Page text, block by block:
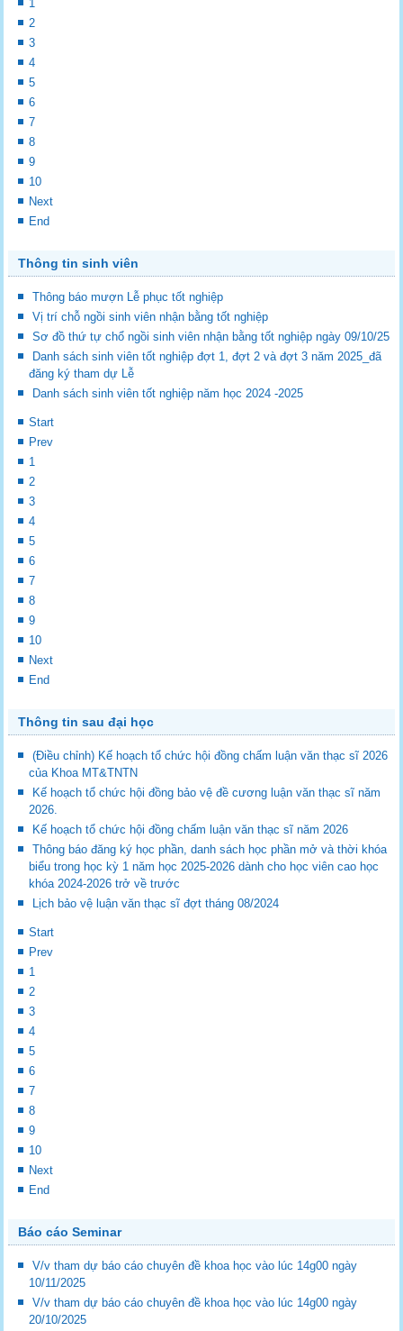
1
2
3
4
5
6
7
8
9
10
Next
End
Thông tin sinh viên
Thông báo mượn Lễ phục tốt nghiệp
Vị trí chỗ ngồi sinh viên nhận bằng tốt nghiệp
Sơ đồ thứ tự chổ ngồi sinh viên nhận bằng tốt nghiệp ngày 09/10/25
Danh sách sinh viên tốt nghiệp đợt 1, đợt 2 và đợt 3 năm 2025_đã
đăng ký tham dự Lễ
Danh sách sinh viên tốt nghiệp năm học 2024 -2025
Start
Prev
1
2
3
4
5
6
7
8
9
10
Next
End
Thông tin sau đại học
(Điều chỉnh) Kế hoạch tổ chức hội đồng chấm luận văn thạc sĩ 2026
của Khoa MT&TNTN
Kế hoạch tổ chức hội đồng bảo vệ đề cương luận văn thạc sĩ năm
2026.
Kế hoạch tổ chức hội đồng chấm luận văn thạc sĩ năm 2026
Thông báo đăng ký học phần, danh sách học phần mở và thời khóa
biểu trong học kỳ 1 năm học 2025-2026 dành cho học viên cao học
khóa 2024-2026 trở về trước
Lịch bảo vệ luận văn thạc sĩ đợt tháng 08/2024
Start
Prev
1
2
3
4
5
6
7
8
9
10
Next
End
Báo cáo Seminar
V/v tham dự báo cáo chuyên đề khoa học vào lúc 14g00 ngày
10/11/2025
V/v tham dự báo cáo chuyên đề khoa học vào lúc 14g00 ngày
20/10/2025